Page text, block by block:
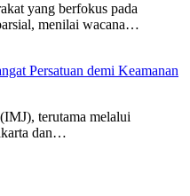
yang berfokus pada
menilai wacana…
Persatuan demi Keamanan
terutama melalui
dan…